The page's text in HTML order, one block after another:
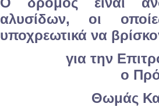
αλυσίδων, οι
υποχρεωτικά να
για την
ο
Θωμάς